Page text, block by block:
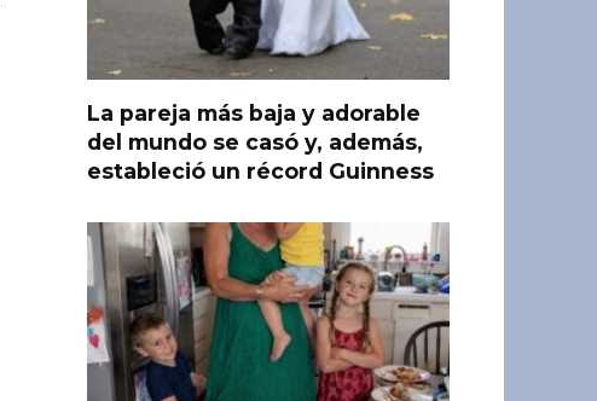
La pareja más baja y adorable
del mundo se casó y, además,
estableció un récord Guinness